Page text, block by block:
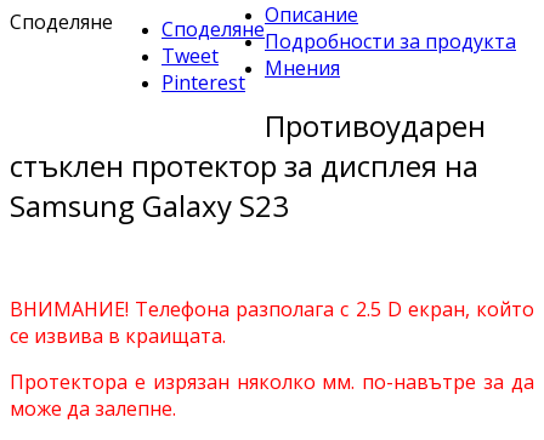
Споделяне
Споделяне
Tweet
Pinterest
Описание
Подробности за продукта
Мнения
Противоударен
стъклен протектор за дисплея на
Samsung Galaxy S23
ВНИМАНИЕ! Телефона разполага с 2.5 D екран, който
се извива в краищата.
Протектора е изрязан няколко мм. по-навътре за да
може да залепне.